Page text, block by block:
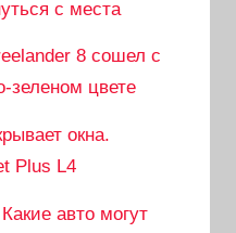
с места
8 сошел с
зеленом цвете
окна.
Plus L4
авто могут